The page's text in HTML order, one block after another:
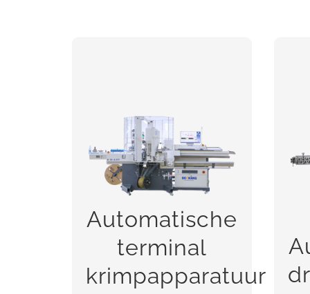
Automatische
terminal
krimpapparatuur
terminal
krimpapparatuur
BEKIJK!